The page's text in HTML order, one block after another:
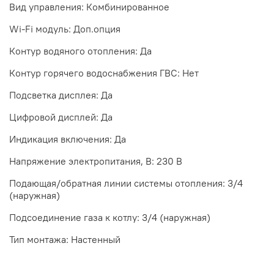
Вид управления: Комбинированное
Wi-Fi модуль: Доп.опция
Контур водяного отопления: Да
Контур горячего водоснабжения ГВС: Нет
Подсветка дисплея: Да
Цифровой дисплей: Да
Индикация включения: Да
Напряжение электропитания, В: 230 В
Подающая/обратная линии системы отопления: 3/4
(наружная)
Подсоединение газа к котлу: 3/4 (наружная)
Тип монтажа: Настенный